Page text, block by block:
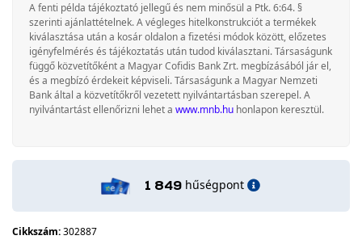
A fenti példa tájékoztató jellegű és nem minősül a Ptk. 6:64. §
szerinti ajánlattételnek. A végleges hitelkonstrukciót a termékek
kiválasztása után a kosár oldalon a fizetési módok között, előzetes
igényfelmérés és tájékoztatás után tudod kiválasztani. Társaságunk
függő közvetítőként a Magyar Cofidis Bank Zrt. megbízásából jár el,
és a megbízó érdekeit képviseli. Társaságunk a Magyar Nemzeti
Bank által a közvetítőkről vezetett nyilvántartásban szerepel. A
nyilvántartást ellenőrizni lehet a www.mnb.hu honlapon keresztül.
1 849 hűségpont
Cikkszám:302887